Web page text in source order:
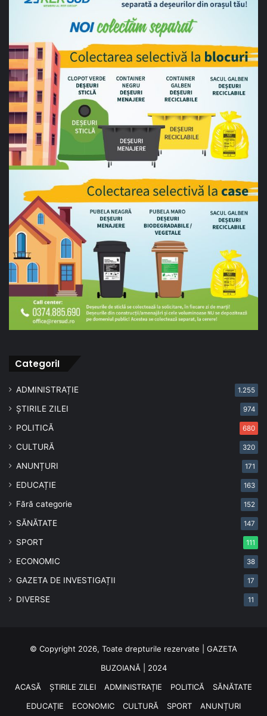
CategoriI
ADMINISTRAȚIE 1.255
ȘTIRILE ZILEI 974
POLITICĂ 680
CULTURĂ 320
ANUNȚURI 171
EDUCAȚIE 163
Fără categorie 152
SĂNĂTATE 147
SPORT 111
ECONOMIC 38
GAZETA DE INVESTIGAȚII 17
DIVERSE 11
© Copyright 2026, Toate drepturile rezervate | GAZETA
BUZOIANĂ | 2024
ACASĂ
ȘTIRILE ZILEI ADMINISTRAȚIE POLITICĂ
SĂNĂTATE
EDUCAȚIE
ECONOMIC CULTURĂ SPORT ANUNȚURI